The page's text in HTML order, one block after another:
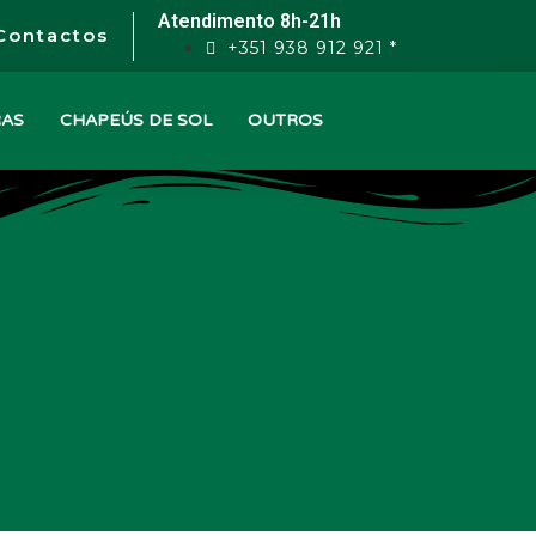
Atendimento 8h-21h
+351 938 912 921 *
CHAPEÚS DE SOL OUTROS